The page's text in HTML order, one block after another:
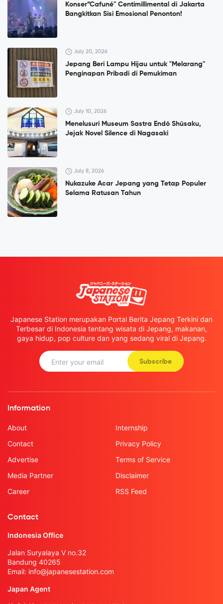
Konser”Cafuné" Centimillimental di Jakarta
Bangkitkan Sisi Emosional Penonton!
July 20, 2026
Jepang Beri Lampu Hijau untuk "Melarang"
Penginapan Pribadi di Pemukiman
July 10, 2026
Menelusuri Museum Sastra Endō Shūsaku,
Jejak Novel Silence di Nagasaki
July 8, 2026
Nukazuke Acar Jepang yang Tetap Populer
Selama Ratusan Tahun
Japanese Station merupakan Portal Berita Jepang Terkini dan
Terbesar di Indonesia tentang wisata di Jepang, makanan,
gaya hidup, pop culture dan yang sedang viral di Jepang.
Subscribe
Information
About
Contact
Advertise
Media Partner
Career
Internship
Privacy Policy
Terms of Service
Disclaimer
RSS Feed
Contact
Indonesia Office
Jalan Suryalaya V no.32
Bandung 40265
Email: info@japanesestation.com
Japan Agent